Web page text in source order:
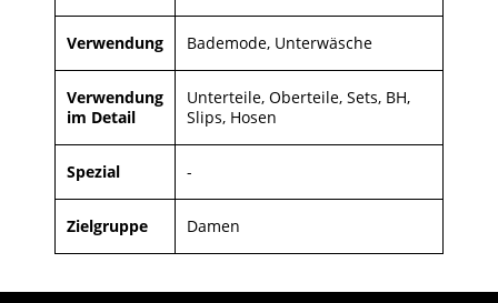
Verwendung Bademode, Unterwäsche
Verwendung
im Detail
Unterteile, Oberteile, Sets, BH,
Slips, Hosen
Spezial -
Zielgruppe Damen